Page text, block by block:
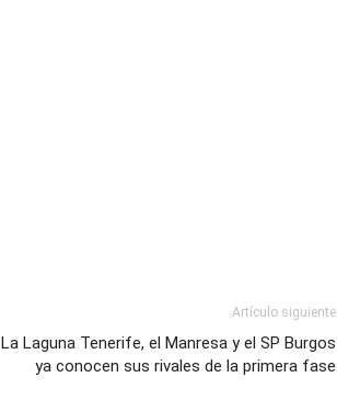
Artículo siguiente
La Laguna Tenerife, el Manresa y el SP Burgos
ya conocen sus rivales de la primera fase